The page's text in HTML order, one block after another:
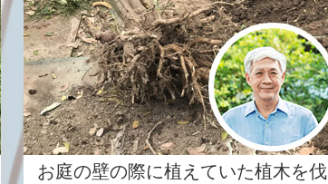
お庭の壁の際に植えていた植木を伐